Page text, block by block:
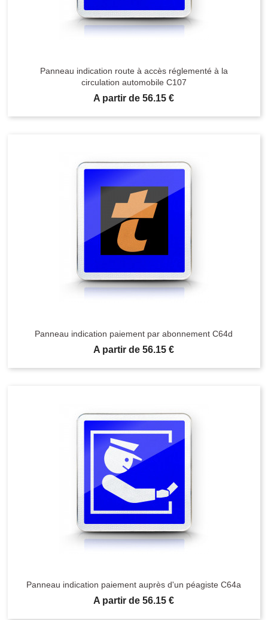
Panneau indication route à accès réglementé à la
circulation automobile C107
Prix
A partir de 56.15 €
Panneau indication paiement par abonnement C64d
Prix
A partir de 56.15 €
Panneau indication paiement auprès d'un péagiste C64a
Prix
A partir de 56.15 €